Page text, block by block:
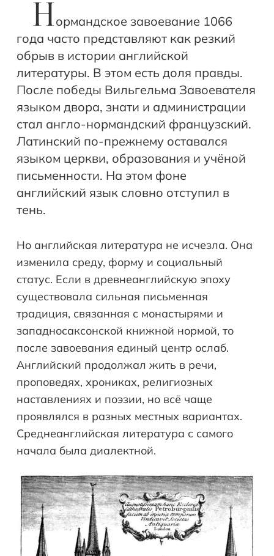
Нормандское завоевание 1066
года часто представляют как резкий
обрыв в истории английской
литературы. В этом есть доля правды.
После победы Вильгельма Завоевателя
языком двора, знати и администрации
стал англо-нормандский французский.
Латинский по-прежнему оставался
языком церкви, образования и учёной
письменности. На этом фоне
английский язык словно отступил в
тень.
Но английская литература не исчезла. Она
изменила среду, форму и социальный
статус. Если в древнеанглийскую эпоху
существовала сильная письменная
традиция, связанная с монастырями и
западносаксонской книжной нормой, то
после завоевания единый центр ослаб.
Английский продолжал жить в речи,
проповедях, хрониках, религиозных
наставлениях и поэзии, но всё чаще
проявлялся в разных местных вариантах.
Среднеанглийская литература с самого
начала была диалектной.